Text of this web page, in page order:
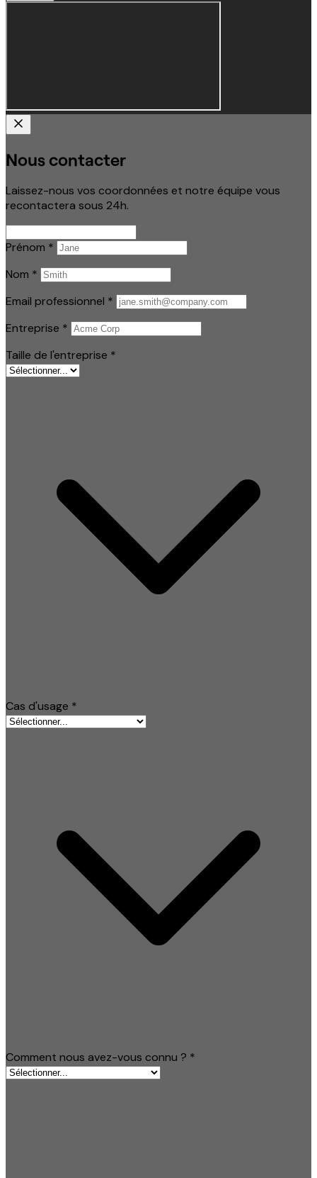
Nous contacter
Laissez-nous vos coordonnées et notre équipe vous
recontactera sous 24h.
Prénom *
Nom *
Email professionnel *
Entreprise *
Taille de l'entreprise *
Cas d'usage *
Comment nous avez-vous connu ? *